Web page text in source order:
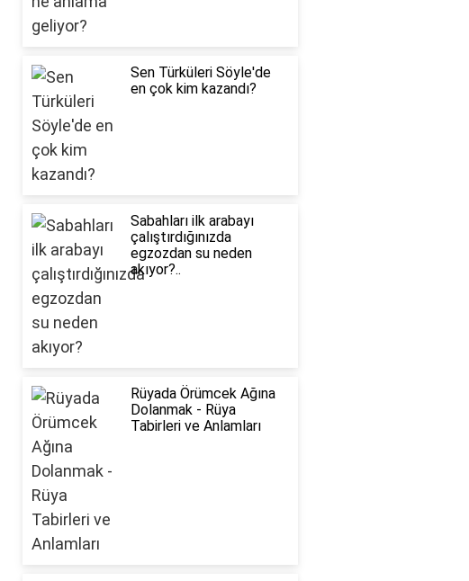
Sen Türküleri Söyle'de
en çok kim kazandı?
Sabahları ilk arabayı
çalıştırdığınızda
egzozdan su neden
akıyor?..
Rüyada Örümcek Ağına
Dolanmak - Rüya
Tabirleri ve Anlamları